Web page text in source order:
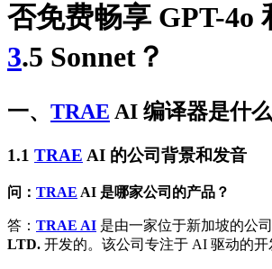
否免费畅享 GPT-4o
3.5 Sonnet？
一、 TRAE AI 编译器是什
1.1 TRAE AI 的公司背景和发音
问： TRAE AI 是哪家公司的产品？
答： TRAE AI 是由一家位于新加坡的公司
LTD. 开发的。该公司专注于 AI 驱动的开